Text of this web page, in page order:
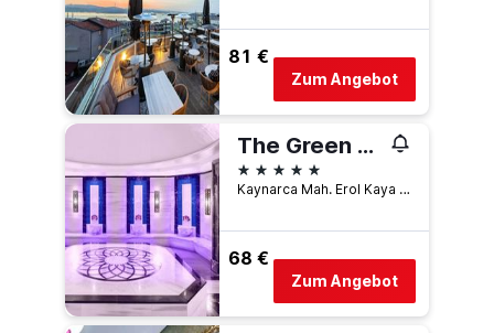
81 €
Zum Angebot
The Green Park Pendik
5 Sterne
Kaynarca Mah. Erol Kaya Cad. No:204 Pendik, Istanbul, Türkei
68 €
Zum Angebot